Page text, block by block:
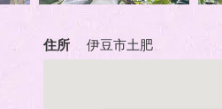
住所 伊豆市土肥